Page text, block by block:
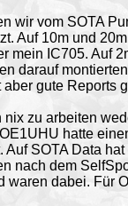
wir vom SOTA
Auf 10m und
mein IC705. Auf
darauf
gute Reports
zu arbeiten
hatte
SOTA Data
nach dem
waren dabei. Für